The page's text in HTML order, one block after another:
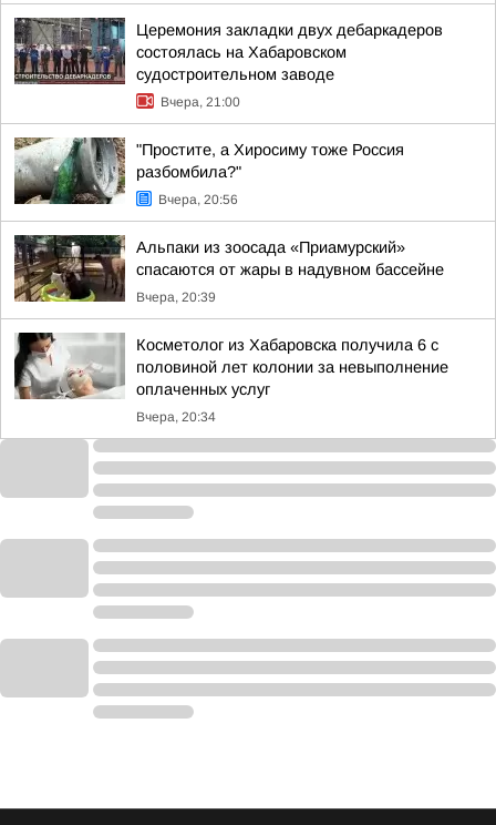
Церемония закладки двух дебаркадеров
состоялась на Хабаровском
судостроительном заводе
Вчера, 21:00
"Простите, а Хиросиму тоже Россия
разбомбила?"
Вчера, 20:56
Альпаки из зоосада «Приамурский»
спасаются от жары в надувном бассейне
Вчера, 20:39
Косметолог из Хабаровска получила 6 с
половиной лет колонии за невыполнение
оплаченных услуг
Вчера, 20:34